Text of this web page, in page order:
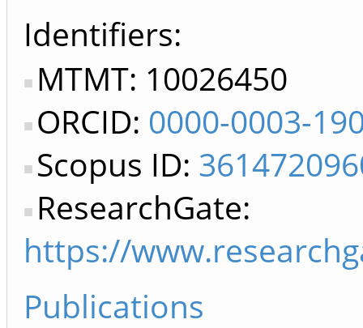
Identifiers
MTMT: 10026450
ORCID: 0000-0003-
Scopus ID:
ResearchGate:
https://
Publications